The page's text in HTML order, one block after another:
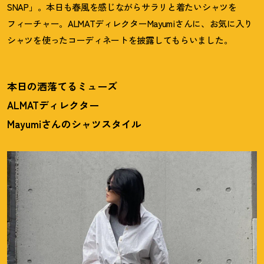
SNAP」。本日も春風を感じながらサラリと着たいシャツを
フィーチャー。ALMATディレクターMayumiさんに、お気に入り
シャツを使ったコーディネートを披露してもらいました。
本日の洒落てるミューズ
ALMATディレクター
Mayumiさんのシャツスタイル